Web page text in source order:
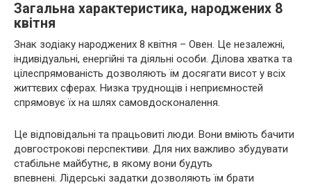
Загальна характеристика, народжених 8
квітня
Знак зодіаку народжених 8 квітня – Овен. Це незалежні,
індивідуальні, енергійні та діяльні особи. Ділова хватка та
цілеспрямованість дозволяють їм досягати висот у всіх
життєвих сферах. Низка труднощів і неприємностей
спрямовує їх на шлях самовдосконалення.
Це відповідальні та працьовиті люди. Вони вміють бачити
довгострокові перспективи. Для них важливо збудувати
стабільне майбутнє, в якому вони будуть
впевнені. Лідерські задатки дозволяють їм брати